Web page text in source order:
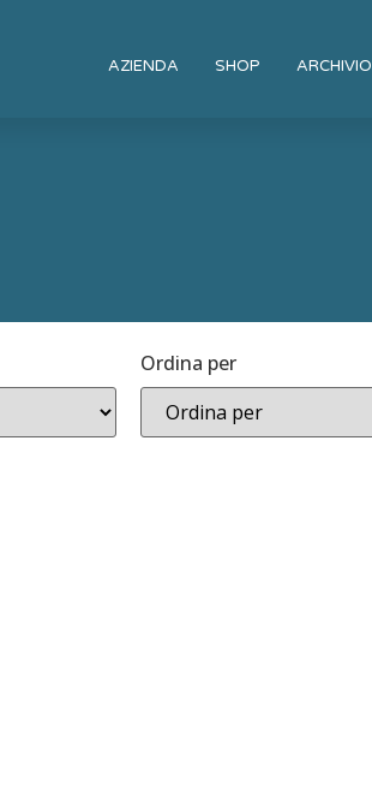
AZIENDA SHOP ARCHIVIO
Ordina per